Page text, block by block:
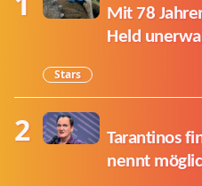
Mit 78
Held
Stars
Tarantinos
nennt